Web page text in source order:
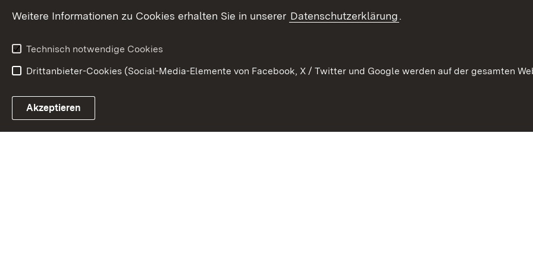
Karriere Bürgerengagement
Link zum Landesportal
Weitere Informationen zu Cookies erhalten Sie in unserer Datenschutzerklärung.
Technisch notwendige Cookies
Drittanbieter-Cookies (Social-Media-Elemente von Facebook, X / Twitter und Google werden auf der gesamten
Akzeptieren